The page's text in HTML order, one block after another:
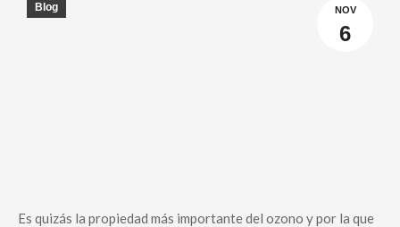
NOV
6
Blog
Es quizás la propiedad más importante del ozono y por la que